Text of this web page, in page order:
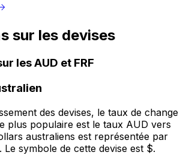
sur les devises
les AUD et FRF
des devises, le taux de change
plus populaire est le taux AUD vers
australiens est représentée par
symbole de cette devise est $.